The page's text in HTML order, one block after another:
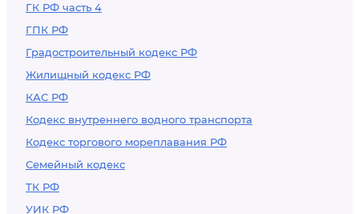
ГК РФ часть 4
ГПК РФ
Градостроительный кодекс РФ
Жилищный кодекс РФ
КАС РФ
Кодекс внутреннего водного транспорта
Кодекс торгового мореплавания РФ
Семейный кодекс
ТК РФ
УИК РФ